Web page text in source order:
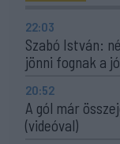
22:03
Szabó István:
jönni fognak a
20:52
A gól már
(videóval)